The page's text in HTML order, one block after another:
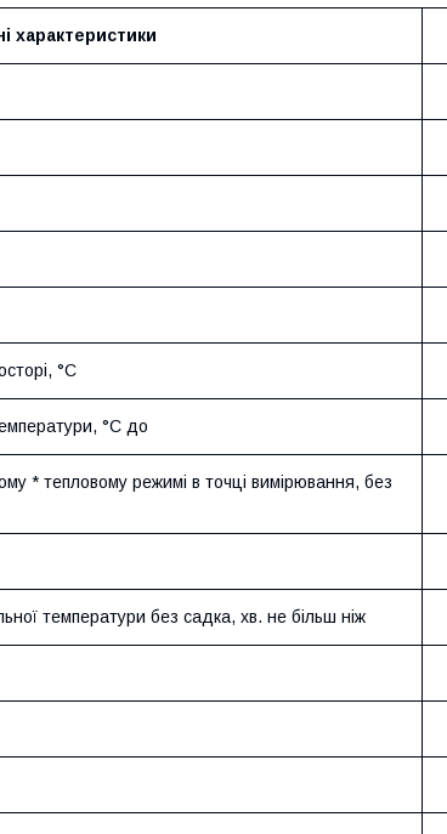
характеристики
°С
°C до
* тепловому режимі в точці вимірювання, без
температури без садка, хв. не більш ніж